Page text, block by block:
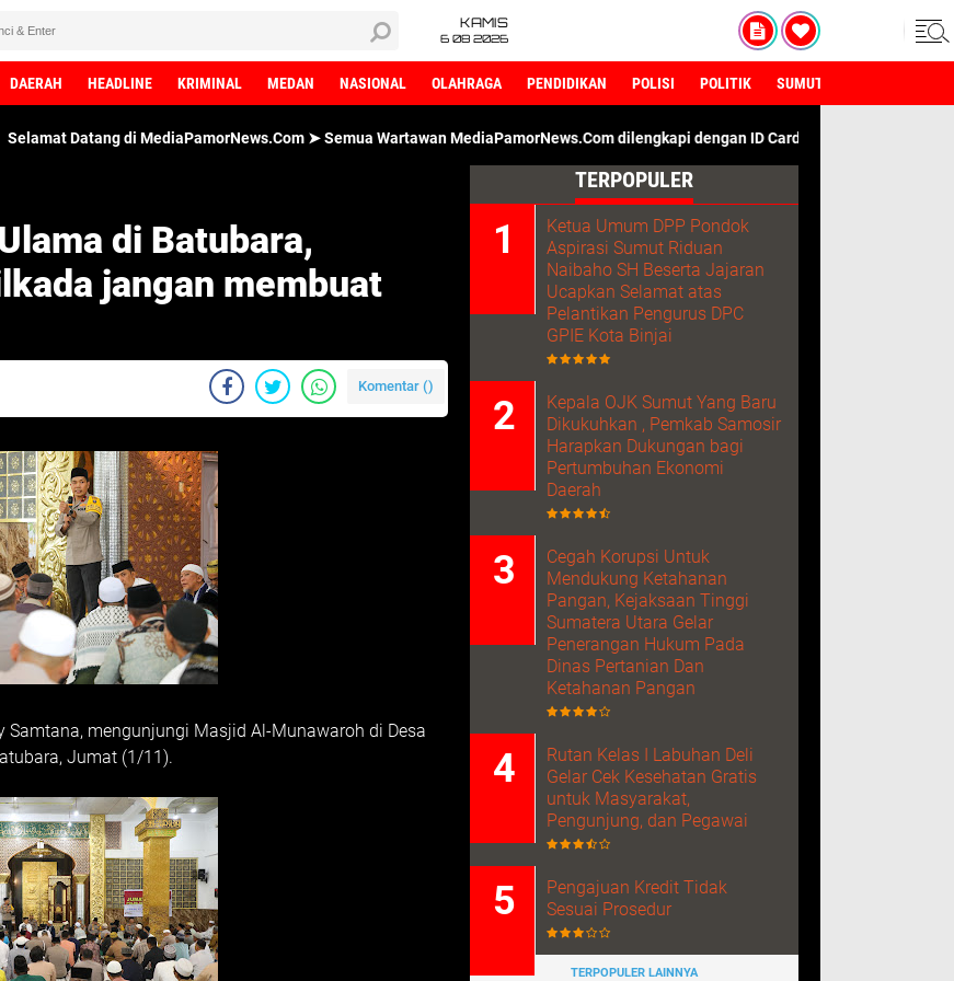
KAMIS
6 08 2026
DAERAH HEADLINE KRIMINAL MEDAN NASIONAL OLAHRAGA PENDIDIKAN POLISI POLITIK SUMUT
di MediaPamorNews.Com ➤ Semua Wartawan MediaPamorNews.Com dilengkapi dengan ID Card Wartawan. Kami Adalah Media
di Batubara,
jangan membuat
Komentar ()
Samtana, mengunjungi Masjid Al-Munawaroh di Desa
Jumat (1/11).
TERPOPULER
Ketua Umum DPP Pondok
Aspirasi Sumut Riduan
Naibaho SH Beserta Jajaran
Ucapkan Selamat atas
Pelantikan Pengurus DPC
GPIE Kota Binjai
Kepala OJK Sumut Yang Baru
Dikukuhkan , Pemkab Samosir
Harapkan Dukungan bagi
Pertumbuhan Ekonomi
Daerah
Cegah Korupsi Untuk
Mendukung Ketahanan
Pangan, Kejaksaan Tinggi
Sumatera Utara Gelar
Penerangan Hukum Pada
Dinas Pertanian Dan
Ketahanan Pangan
Rutan Kelas I Labuhan Deli
Gelar Cek Kesehatan Gratis
untuk Masyarakat,
Pengunjung, dan Pegawai
Pengajuan Kredit Tidak
Sesuai Prosedur
TERPOPULER LAINNYA